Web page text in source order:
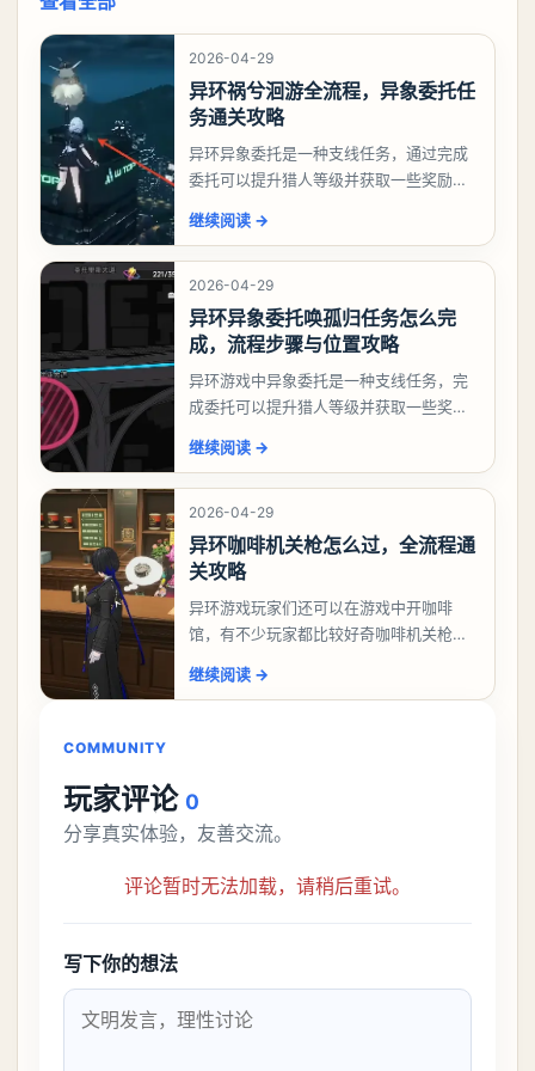
2026-04-29
异环祸兮洄游全流程，异象委托任
务通关攻略
异环异象委托是一种支线任务，通过完成
委托可以提升猎人等级并获取一些奖励，
么做，下面就来告诉大家。异环异象委托
祸兮洄游任务攻略
继续阅读 →
2026-04-29
异环异象委托唤孤归任务怎么完
成，流程步骤与位置攻略
异环游戏中异象委托是一种支线任务，完
成委托可以提升猎人等级并获取一些奖
么做，今天游戏熊就来告诉大家。异环异
象委托唤孤归任务攻
继续阅读 →
2026-04-29
异环咖啡机关枪怎么过，全流程通
关攻略
异环游戏玩家们还可以在游戏中开咖啡
馆，有不少玩家都比较好奇咖啡机关枪应
机关枪攻略。异环咖啡机关枪怎么过一、
继续阅读 →
COMMUNITY
玩家评论 0
分享真实体验，友善交流。
评论暂时无法加载，请稍后重试。
写下你的想法